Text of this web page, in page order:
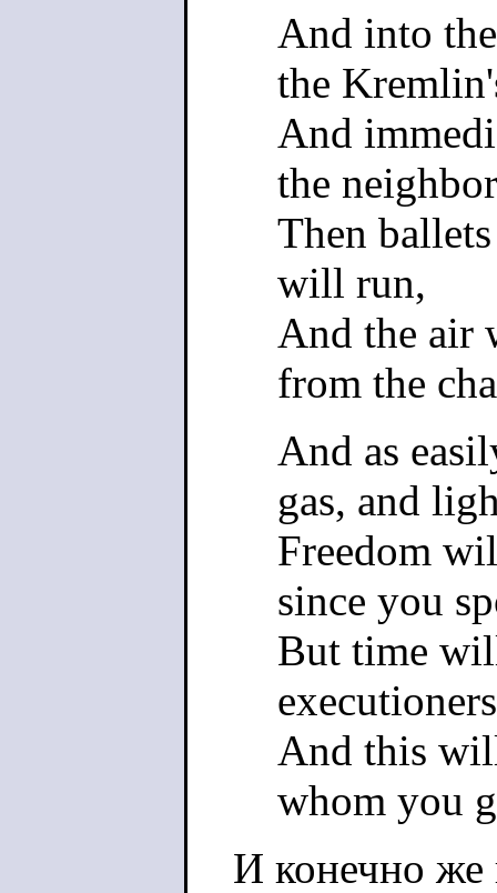
And into
the
And
the
Then
will run,
And the air
from the
And as
gas, and
Freedom
since you
But time
And this
whom you
И конечно же